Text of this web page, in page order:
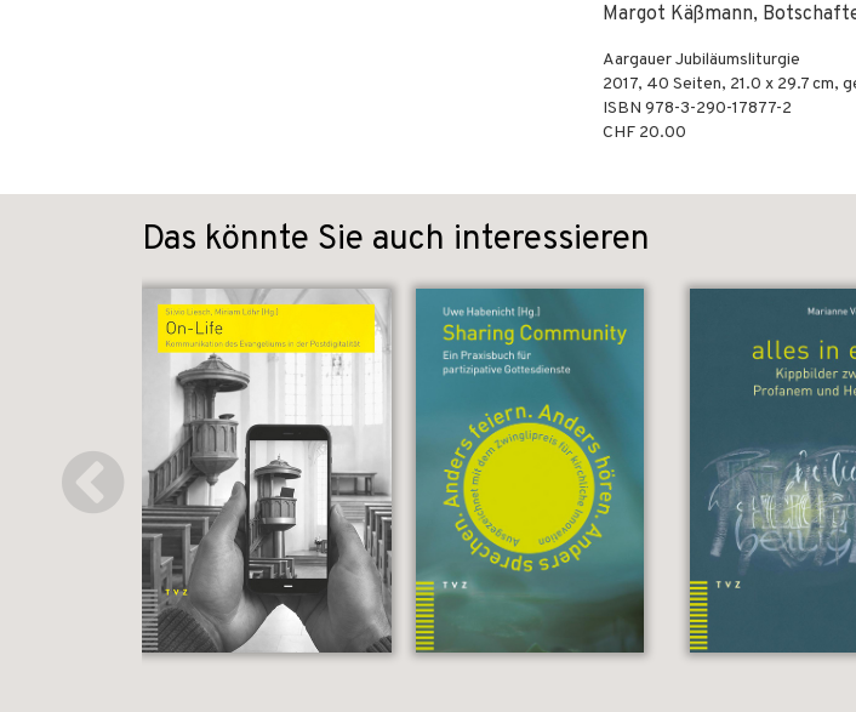
Margot Käßmann,
Aargauer Jubiläumsliturgie
2017, 40 Seiten, 21.0 x 29.7 cm,
ISBN 978-3-290-17877-2
CHF 20.00
Das könnte Sie auch interessieren